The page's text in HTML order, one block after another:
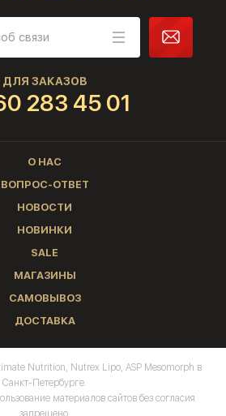
ДЛЯ ЗАКАЗОВ
283 45 01
О НАС
ВОПРОС-ОТВЕТ
НОВОСТИ
НОВИНКИ
SALE
МАГАЗИНЫ
САМОВЫВОЗ
ДОСТАВКА
Nutrition, Nutrex Lipo, ASP Mesomorph в
Санкт-Петербурге.
материалов сайтов без согласия
запрещено.